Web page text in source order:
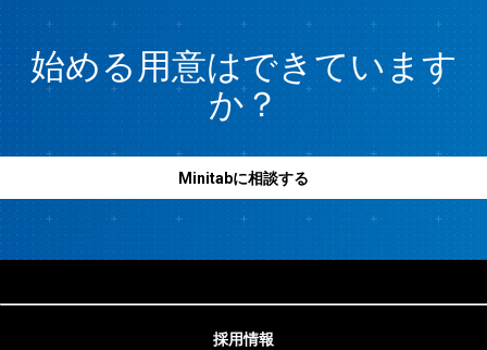
始める用意はできています
か？
Minitabに相談する
採用情報